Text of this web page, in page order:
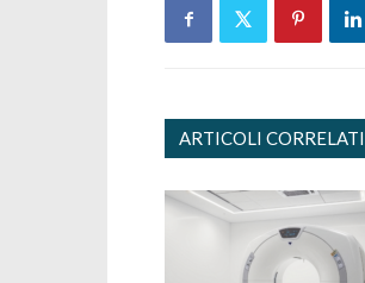
ARTICOLI CORRELATI